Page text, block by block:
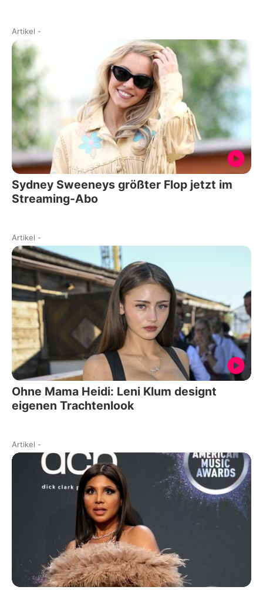
Artikel -
Sydney Sweeneys größter Flop jetzt im
Streaming-Abo
Artikel -
Ohne Mama Heidi: Leni Klum designt
eigenen Trachtenlook
Artikel -